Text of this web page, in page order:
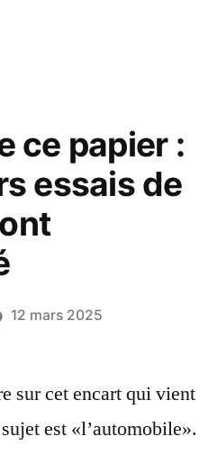
ce papier :
essais de
12 mars 2025
sur cet encart qui vient
est «l’automobile».